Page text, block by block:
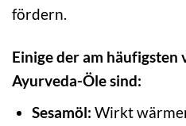
fördern.
Einige der am häufigsten
Ayurveda-Öle sind:
Sesamöl: Wirkt